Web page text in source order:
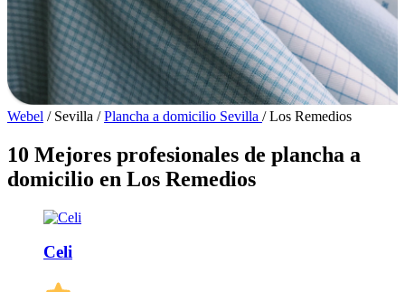
Webel / Sevilla / Plancha a domicilio Sevilla / Los Remedios
10 Mejores profesionales de plancha a
domicilio en Los Remedios
Celi